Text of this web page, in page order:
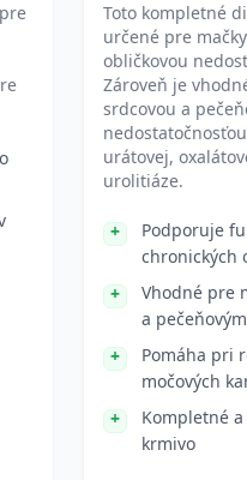
Toto kompletné
určené pre
obličkovou
Zároveň je
srdcovou a
urátovej,
urolitiáze.
Podporuje
chronických
Vhodné pre
a
Pomáha pri
močových
Kompletné
krmivo